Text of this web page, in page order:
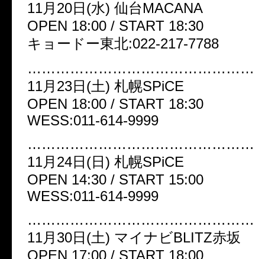
11月20日(水) 仙台MACANA
OPEN 18:00 / START 18:30
キョードー東北:022-217-7788
…………………………………………
11月23日(土) 札幌SPiCE
OPEN 18:00 / START 18:30
WESS:011-614-9999
…………………………………………
11月24日(日) 札幌SPiCE
OPEN 14:30 / START 15:00
WESS:011-614-9999
…………………………………………
11月30日(土) マイナビBLITZ赤坂
OPEN 17:00 / START 18:00